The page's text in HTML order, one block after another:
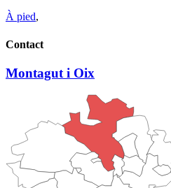
À pied,
Contact
Montagut i Oix